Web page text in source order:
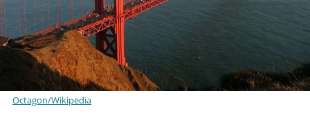
Octagon/Wikipedia